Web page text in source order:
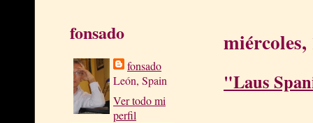
fonsado
fonsado
León, Spain
Ver todo mi
perfil
miércoles,
"Laus